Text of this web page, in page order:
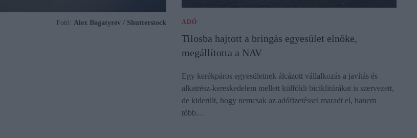
Fotó: Alex Bogatyrev / Shutterstock ADÓ
Tilosba hajtott a bringás egyesület elnöke,
megállította a NAV
Egy kerékpáros egyesületnek álcázott vállalkozás a javítás és
alkatrész-kereskedelem mellett külföldi biciklitúrákat is szervezett,
de kiderült, hogy nemcsak az adófizetéssel maradt el, hanem
több…